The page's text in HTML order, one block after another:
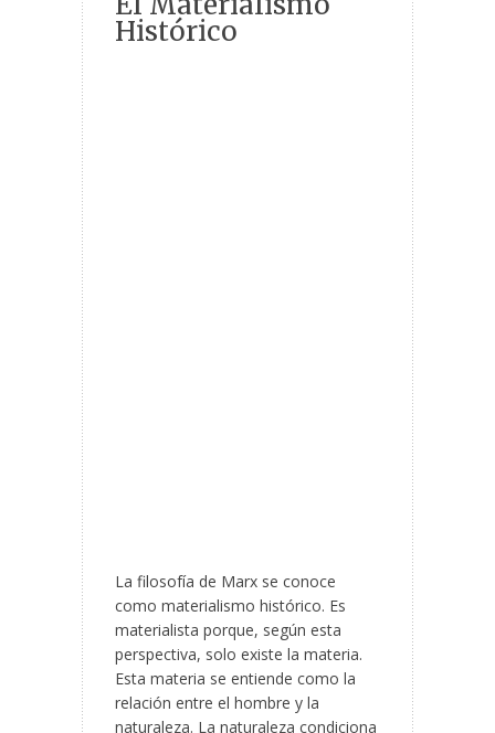
Histórico
La filosofía de Marx se conoce
como materialismo histórico. Es
materialista porque, según esta
perspectiva, solo existe la materia.
Esta materia se entiende como la
relación entre el hombre y la
naturaleza. La naturaleza condiciona